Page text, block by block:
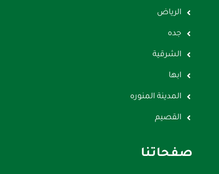
الرياض
جده
الشرقية
ابها
المدينة المنوره
القصيم
صفحاتنا